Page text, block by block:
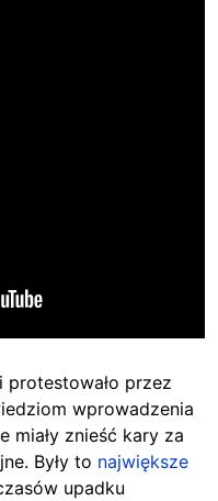
protestowało przez
wprowadzenia
miały znieść kary za
Były to największe
upadku